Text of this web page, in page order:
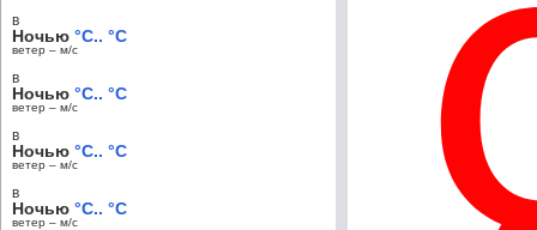
в
Ночью °C.. °C
ветер – м/c
в
Ночью °C.. °C
ветер – м/c
в
Ночью °C.. °C
ветер – м/c
в
Ночью °C.. °C
ветер – м/c